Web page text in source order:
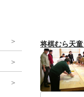
将棋むら天